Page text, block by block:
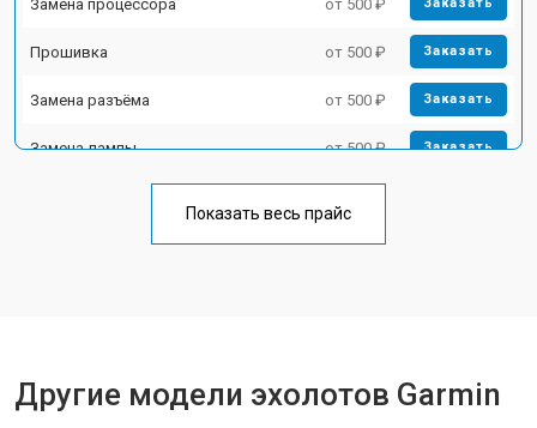
Замена процессора от 500 ₽
Прошивка от 500 ₽ Заказать
Замена разъёма от 500 ₽ Заказать
Замена лампы от 500 ₽ Заказать
Показать весь прайс
Другие модели эхолотов Garmin